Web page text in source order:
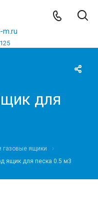
m.ru
для
ящики
ящик для песка 0.5 м3